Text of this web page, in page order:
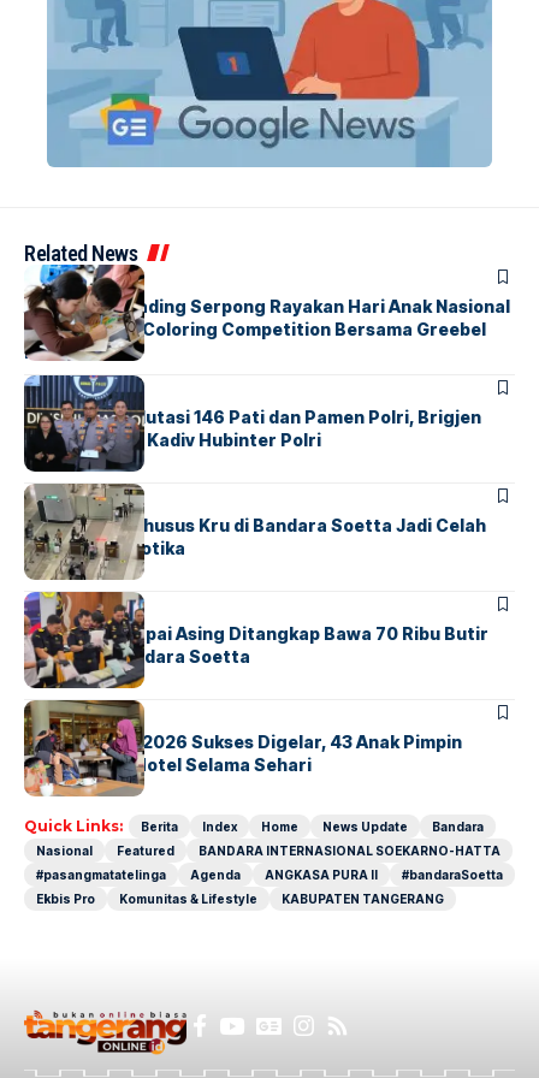
Related News
BERITAINDEX
Atria Hotel Gading Serpong Rayakan Hari Anak Nasional
Lewat Family Coloring Competition Bersama Greebel
Indonesia
BERITA
Mabes Polri Mutasi 146 Pati dan Pamen Polri, Brigjen
Untung Jabat Kadiv Hubinter Polri
BANDARABERITA
Ketika Jalur Khusus Kru di Bandara Soetta Jadi Celah
Sindikat Narkotika
BANDARA BERITA
Kopilot Maskapai Asing Ditangkap Bawa 70 Ribu Butir
Ekstasi di Bandara Soetta
BERITAINDEX
GM For A Day 2026 Sukses Digelar, 43 Anak Pimpin
Operasional Hotel Selama Sehari
Quick Links: Berita Index Home News Update
Bandara
Nasional
Featured
BANDARA INTERNASIONAL SOEKARNO-HATTA
#pasangmatatelinga
Agenda ANGKASA PURA II
#bandaraSoetta
Ekbis Pro
Komunitas & Lifestyle KABUPATEN TANGERANG